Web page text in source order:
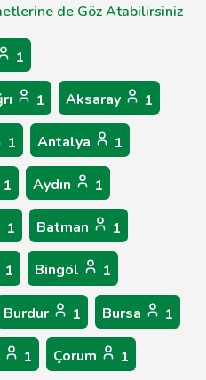
de Göz Atabilirsiniz
1
1 Aksaray 1
1 Antalya 1
1 Aydın 1
1 Batman 1
1 Bingöl 1
Burdur 1 Bursa 1
1 Çorum 1